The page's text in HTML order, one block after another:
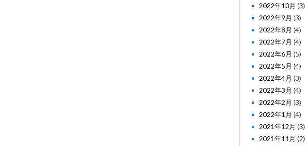
2022年10月 (3)
2022年9月 (3)
2022年8月 (4)
2022年7月 (4)
2022年6月 (5)
2022年5月 (4)
2022年4月 (3)
2022年3月 (4)
2022年2月 (3)
2022年1月 (4)
2021年12月 (3)
2021年11月 (2)